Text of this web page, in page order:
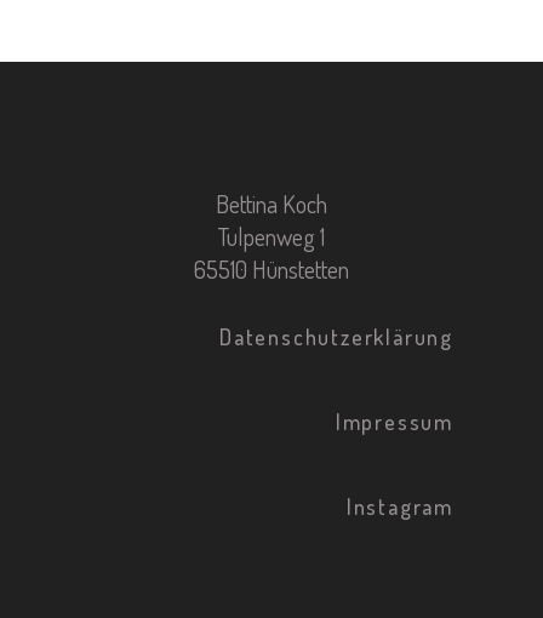
Bettina Koch
Tulpenweg 1
65510 Hünstetten
Datenschutzerklärung
Impressum
Instagram